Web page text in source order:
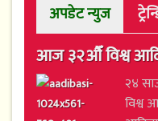
अपडेट न्युज
आज ३२औँ विश्व
२४
विश्व